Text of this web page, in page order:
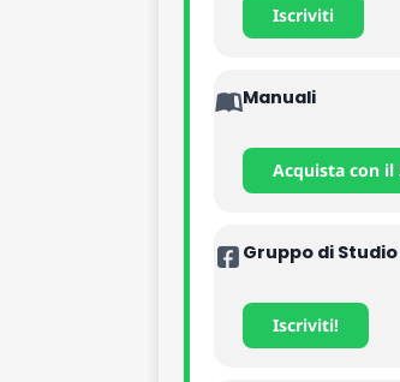
Iscriviti
Manuali
Acquista con il
Gruppo di Studio
Iscriviti!